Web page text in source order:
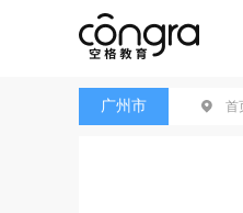
广州市 首